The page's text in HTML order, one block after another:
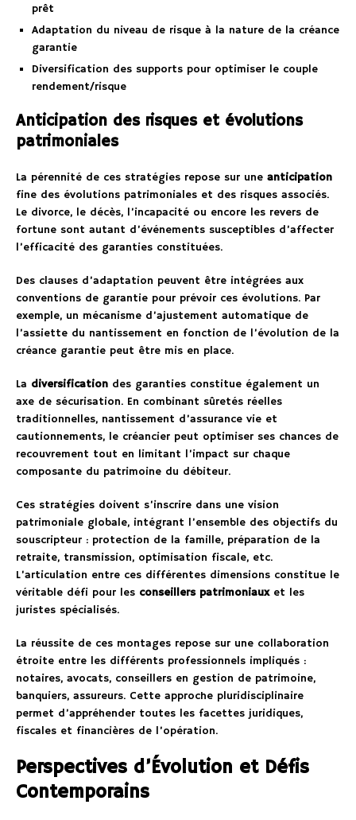
prêt
Adaptation du niveau de risque à la nature de la créance
garantie
Diversification des supports pour optimiser le couple
rendement/risque
Anticipation des risques et évolutions
patrimoniales
La pérennité de ces stratégies repose sur une anticipation
fine des évolutions patrimoniales et des risques associés.
Le divorce, le décès, l’incapacité ou encore les revers de
fortune sont autant d’événements susceptibles d’affecter
l’efficacité des garanties constituées.
Des clauses d’adaptation peuvent être intégrées aux
conventions de garantie pour prévoir ces évolutions. Par
exemple, un mécanisme d’ajustement automatique de
l’assiette du nantissement en fonction de l’évolution de la
créance garantie peut être mis en place.
La diversification des garanties constitue également un
axe de sécurisation. En combinant sûretés réelles
traditionnelles, nantissement d’assurance vie et
cautionnements, le créancier peut optimiser ses chances de
recouvrement tout en limitant l’impact sur chaque
composante du patrimoine du débiteur.
Ces stratégies doivent s’inscrire dans une vision
patrimoniale globale, intégrant l’ensemble des objectifs du
souscripteur : protection de la famille, préparation de la
retraite, transmission, optimisation fiscale, etc.
L’articulation entre ces différentes dimensions constitue le
véritable défi pour les conseillers patrimoniauxet les
juristes spécialisés.
La réussite de ces montages repose sur une collaboration
étroite entre les différents professionnels impliqués :
notaires, avocats, conseillers en gestion de patrimoine,
banquiers, assureurs. Cette approche pluridisciplinaire
permet d’appréhender toutes les facettes juridiques,
fiscales et financières de l’opération.
Perspectives d’Évolution et Défis
Contemporains